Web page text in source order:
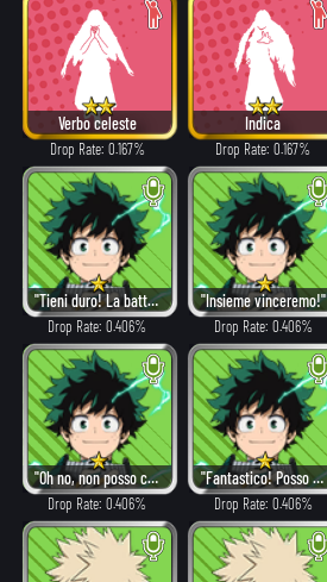
Verbo celeste
Drop Rate: 0.167%
Indica
Drop Rate: 0.167%
"Tieni duro! La battaglia è appena cominciata!"
Drop Rate: 0.406%
"Insieme vinceremo!"
Drop Rate: 0.406%
"Oh no, non posso crederci..."
Drop Rate: 0.406%
"Fantastico! Posso farcela!"
Drop Rate: 0.406%